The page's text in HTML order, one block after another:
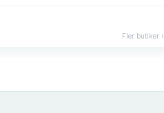
Fler butiker ›